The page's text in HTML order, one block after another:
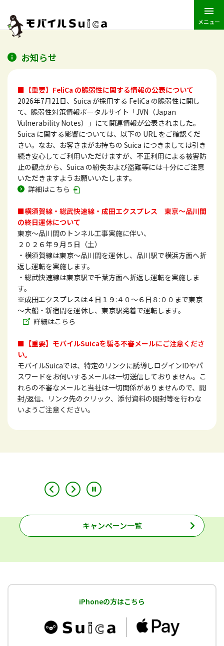
メニュー
JR東日本トップ
お知らせ
■【重要】FeliCa の脆弱性に関する情報の公表について
2026年7月21日、Suica が採用する FeliCa の脆弱性に関し
て、脆弱性対策情報ポータルサイト「JVN（Japan
Vulnerability Notes）」にて関連情報が公表されました。
Suica に関する影響については、以下の URL をご確認くだ
さい。なお、お客さまがお持ちの Suica につきましては引き
続き安心してご利用いただけますが、不正利用による被害防
止の観点から、Suica の紛失および盗難等には十分にご注意
いただきますようお願いいたします。
詳細はこちら
■横須賀線・総武快速線・成田エクスプレス 東京～品川間
の終日運休について
東京～品川間のトンネル工事実施に伴い、
２０２６年９月５日（土）
・横須賀線は東京～品川間を運休し、品川駅で横浜方面へ折
返し運転を実施します。
・総武快速線は東京駅で千葉方面へ折返し運転を実施しま
す。
※成田エクスプレスは４日１９:４０～６日８:００まで東京
～大船・新宿間を運休し、東京駅発着で運転します。
詳細はこちら
■【重要】モバイルSuicaを騙る不審メールにご注意くださ
い。
モバイルSuicaでは、特定のリンクに誘導しログインIDやパ
スワードをお伺いするメールは一切送信しておりません。こ
れらの不審なメールと当社は一切関係がありませんので、開
封/返信、リンク先のクリック、添付資料の開封等を行わな
いようご注意ください。
キャンペーン一覧
iPhoneの方はこちら